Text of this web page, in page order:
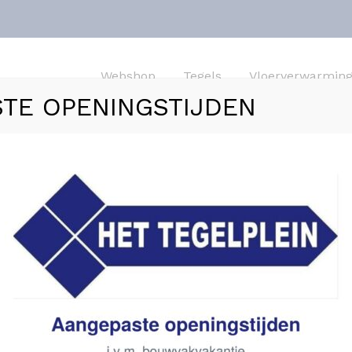
Webshop Tegels Vloerverwarming
OPENINGSTIJDEN